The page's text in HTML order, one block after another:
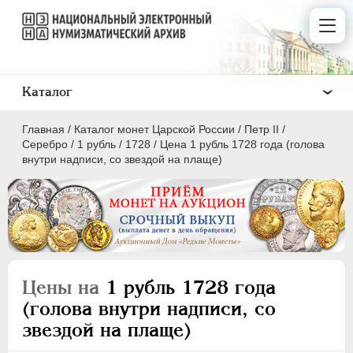
Главная / Каталог монет Царской России / Петр II /
Серебро / 1 рубль / 1728 / Цена 1 рубль 1728 года (голова
внутри надписи, со звездой на плаще)
Цены на 1 рубль 1728 года
(голова внутри надписи, со
звездой на плаще)
Каталог
ПEТР I 1699 - 1725
ЕКАТЕРИНА I 1725-1727
Золото
Серебро